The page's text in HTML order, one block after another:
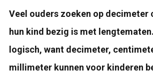
Veel ouders zoeken op decimeter
hun kind bezig is met
logisch, want decimeter,
millimeter kunnen voor kinderen